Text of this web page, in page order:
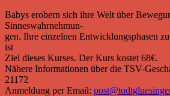
Babys erobern sich ihre Welt über
Sinneswahrnehmun-
gen. Ihre einzelnen Entwicklungsphasen
ist
Ziel dieses Kurses. Der Kurs kostet 68€.
Nähere Informationen über die TSV-
21172
Anmeldung per Email: